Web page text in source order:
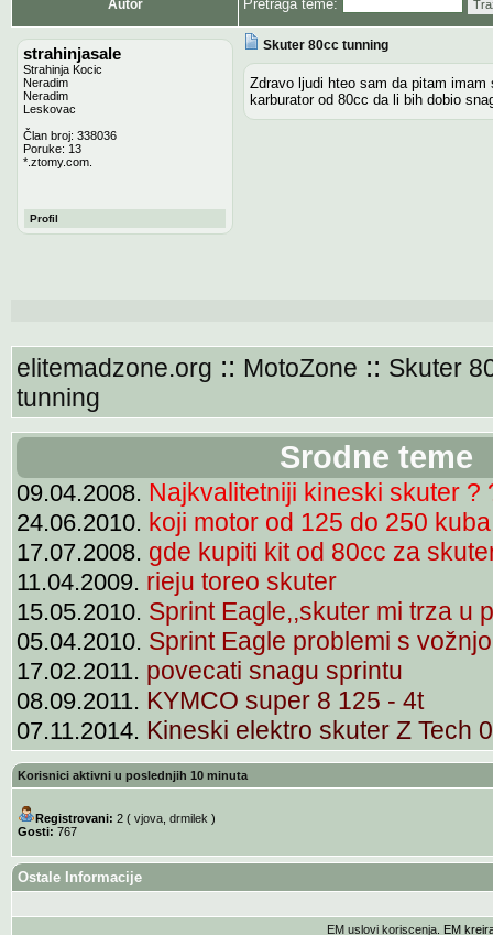
Autor Pretraga teme:
strahinjasale
Strahinja Kocic
Neradim
Neradim
Leskovac
Član broj: 338036
Poruke: 13
*.ztomy.com.
Profil
Skuter 80cc tunning
Zdravo ljudi hteo sam da pitam
karburator od 80cc da li bih dobio
elitemadzone.org :: MotoZone :: Skuter
tunning
Srodne teme
09.04.2008. Najkvalitetniji kineski skuter ?
24.06.2010. koji motor od 125 do 250
17.07.2008. gde kupiti kit od 80cc za
11.04.2009. rieju toreo skuter
15.05.2010. Sprint Eagle,,skuter mi trza u
05.04.2010. Sprint Eagle problemi s
17.02.2011. povecati snagu sprintu
08.09.2011. KYMCO super 8 125 - 4t
07.11.2014. Kineski elektro skuter Z Tech
Korisnici aktivni u poslednjih 10 minuta
Registrovani: 2 ( vjova, drmilek )
Gosti: 767
Ostale Informacije
EM uslovi koriscenja . EM